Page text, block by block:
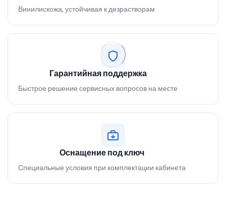
Винилискожа, устойчивая к дезрастворам
Гарантийная поддержка
Быстрое решение сервисных вопросов на месте
Оснащение под ключ
Специальные условия при комплектации кабинета